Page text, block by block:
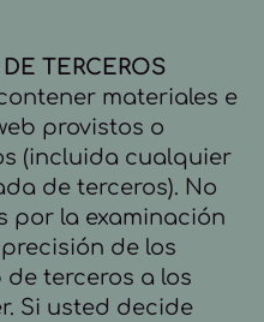
TERCEROS
materiales e
provistos o
(incluida cualquier
de terceros). No
por la examinación
de los
de terceros a los
Si usted decide